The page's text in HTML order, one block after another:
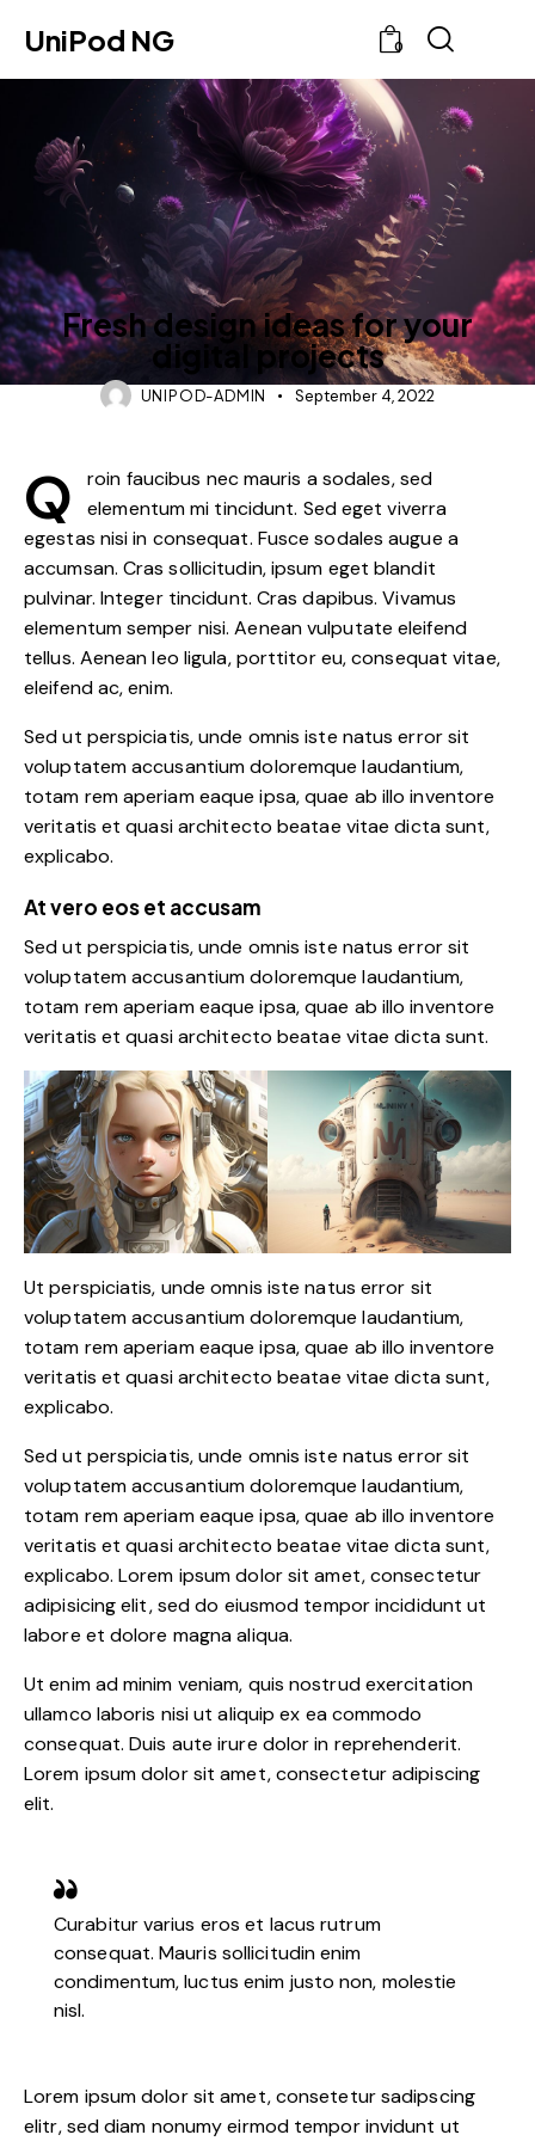
UniPod NG 0
BLOG
Fresh design ideas for your
digital projects
UNIPOD-ADMIN September 4, 2022
Q
roin faucibus nec mauris a sodales, sed
elementum mi tincidunt. Sed eget viverra
egestas nisi in consequat. Fusce sodales augue a
accumsan. Cras sollicitudin, ipsum eget blandit
pulvinar. Integer tincidunt. Cras dapibus. Vivamus
elementum semper nisi. Aenean vulputate eleifend
tellus. Aenean leo ligula, porttitor eu, consequat vitae,
eleifend ac, enim.
Sed ut perspiciatis, unde omnis iste natus error sit
voluptatem accusantium doloremque laudantium,
totam rem aperiam eaque ipsa, quae ab illo inventore
veritatis et quasi architecto beatae vitae dicta sunt,
explicabo.
At vero eos et accusam
Sed ut perspiciatis, unde omnis iste natus error sit
voluptatem accusantium doloremque laudantium,
totam rem aperiam eaque ipsa, quae ab illo inventore
veritatis et quasi architecto beatae vitae dicta sunt.
Ut perspiciatis, unde omnis iste natus error sit
voluptatem accusantium doloremque laudantium,
totam rem aperiam eaque ipsa, quae ab illo inventore
veritatis et quasi architecto beatae vitae dicta sunt,
explicabo.
Sed ut perspiciatis, unde omnis iste natus error sit
voluptatem accusantium doloremque laudantium,
totam rem aperiam eaque ipsa, quae ab illo inventore
veritatis et quasi architecto beatae vitae dicta sunt,
explicabo. Lorem ipsum dolor sit amet, consectetur
adipisicing elit, sed do eiusmod tempor incididunt ut
labore et dolore magna aliqua.
Ut enim ad minim veniam, quis nostrud exercitation
ullamco laboris nisi ut aliquip ex ea commodo
consequat. Duis aute irure dolor in reprehenderit.
Lorem ipsum dolor sit amet, consectetur adipiscing
elit.
Curabitur varius eros et lacus rutrum
consequat. Mauris sollicitudin enim
condimentum, luctus enim justo non, molestie
nisl.
Lorem ipsum dolor sit amet, consetetur sadipscing
elitr, sed diam nonumy eirmod tempor invidunt ut